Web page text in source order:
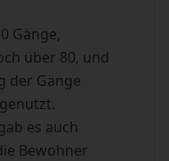
Gänge,
über 80, und
der Gänge
es auch
Bewohner